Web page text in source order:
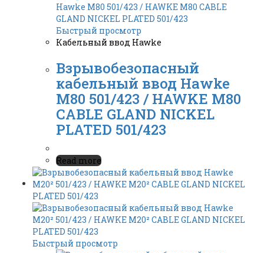
Быстрый просмотр
Кабельный ввод Hawke
Взрывобезопасный
кабельный ввод Hawke
M80 501/423 / HAWKE M80
CABLE GLAND NICKEL
PLATED 501/423
Read more
Быстрый просмотр